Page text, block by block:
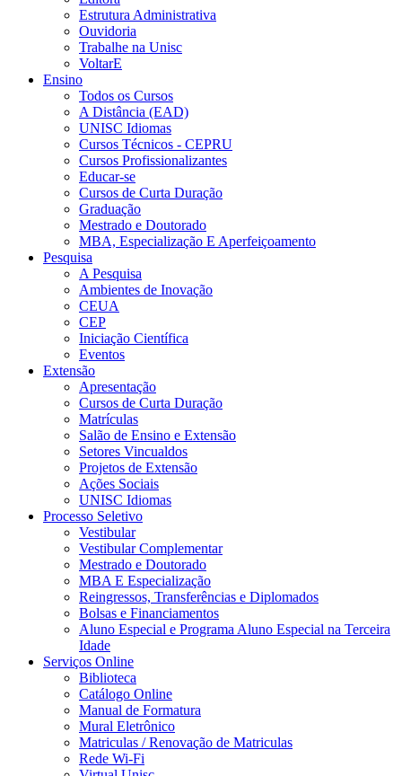
Estrutura Administrativa
Ouvidoria
Trabalhe na Unisc
VoltarE
Ensino
Todos os Cursos
A Distância (EAD)
UNISC Idiomas
Cursos Técnicos - CEPRU
Cursos Profissionalizantes
Educar-se
Cursos de Curta Duração
Graduação
Mestrado e Doutorado
MBA, Especialização E Aperfeiçoamento
Pesquisa
A Pesquisa
Ambientes de Inovação
CEUA
CEP
Iniciação Científica
Eventos
Extensão
Apresentação
Cursos de Curta Duração
Matrículas
Salão de Ensino e Extensão
Setores Vincualdos
Projetos de Extensão
Ações Sociais
UNISC Idiomas
Processo Seletivo
Vestibular
Vestibular Complementar
Mestrado e Doutorado
MBA E Especialização
Reingressos, Transferências e Diplomados
Bolsas e Financiamentos
Aluno Especial e Programa Aluno Especial na Terceira
Idade
Serviços Online
Biblioteca
Catálogo Online
Manual de Formatura
Mural Eletrônico
Matriculas / Renovação de Matriculas
Rede Wi-Fi